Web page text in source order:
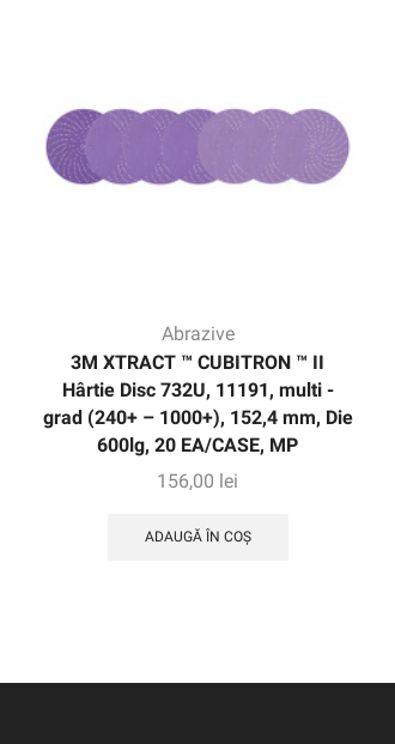
Abrazive
3M XTRACT ™ CUBITRON ™ II
Hârtie Disc 732U, 11191, multi -
grad (240+ – 1000+), 152,4 mm, Die
600lg, 20 EA/CASE, MP
156,00 lei
ADAUGĂ ÎN COȘ